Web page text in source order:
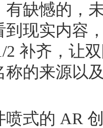
有缺憾的，
到现实内容
2 补齐，让
称的来源以
的 AR 创